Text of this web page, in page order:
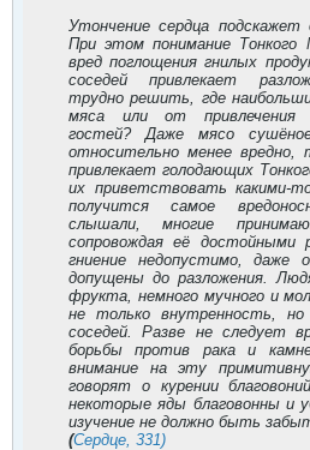
Утончение сердца
При этом понимание
вред поглощения гнилых
соседей привлекает
трудно решить, где
мяса или от привлечения
гостей? Даже мясо
относительно менее вредно,
привлекает голодающих
их приветствовать какими-
получится самое
слышали, многие
сопровождая её достойными
гниение недопустимо,
допущены до разложения.
фрукта, немного мучного и
не только внутренность,
соседей. Разве не следует
борьбы против рака и
внимание на эту
говорят о курении
некоторые яды благовонны и
изучение не должно быть
(Сердце, 331)